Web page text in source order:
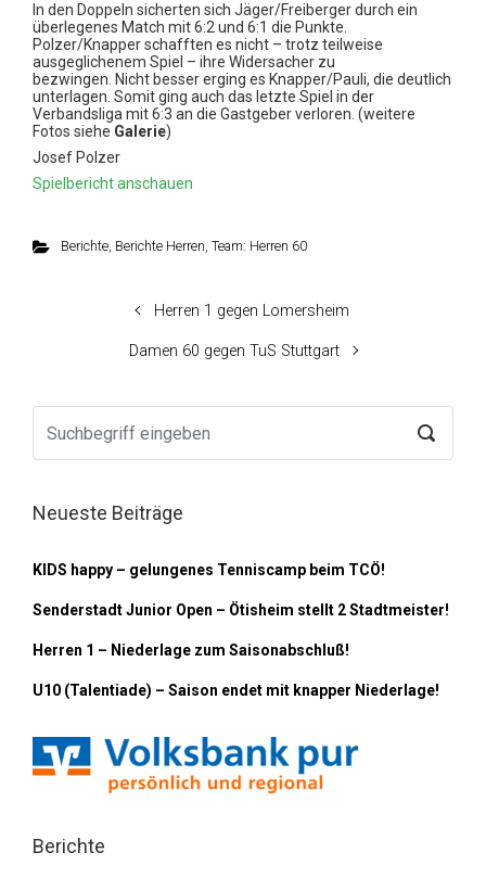
In den Doppeln sicherten sich Jäger/Freiberger durch ein
überlegenes Match mit 6:2 und 6:1 die Punkte.
Polzer/Knapper schafften es nicht – trotz teilweise
ausgeglichenem Spiel – ihre Widersacher zu
bezwingen. Nicht besser erging es Knapper/Pauli, die deutlich
unterlagen. Somit ging auch das letzte Spiel in der
Verbandsliga mit 6:3 an die Gastgeber verloren. (weitere
Fotos siehe Galerie)
Josef Polzer
Spielbericht anschauen
Berichte, Berichte Herren, Team: Herren 60
Herren 1 gegen Lomersheim
Damen 60 gegen TuS Stuttgart
Neueste Beiträge
KIDS happy – gelungenes Tenniscamp beim TCÖ!
Senderstadt Junior Open – Ötisheim stellt 2 Stadtmeister!
Herren 1 – Niederlage zum Saisonabschluß!
U10 (Talentiade) – Saison endet mit knapper Niederlage!
Berichte